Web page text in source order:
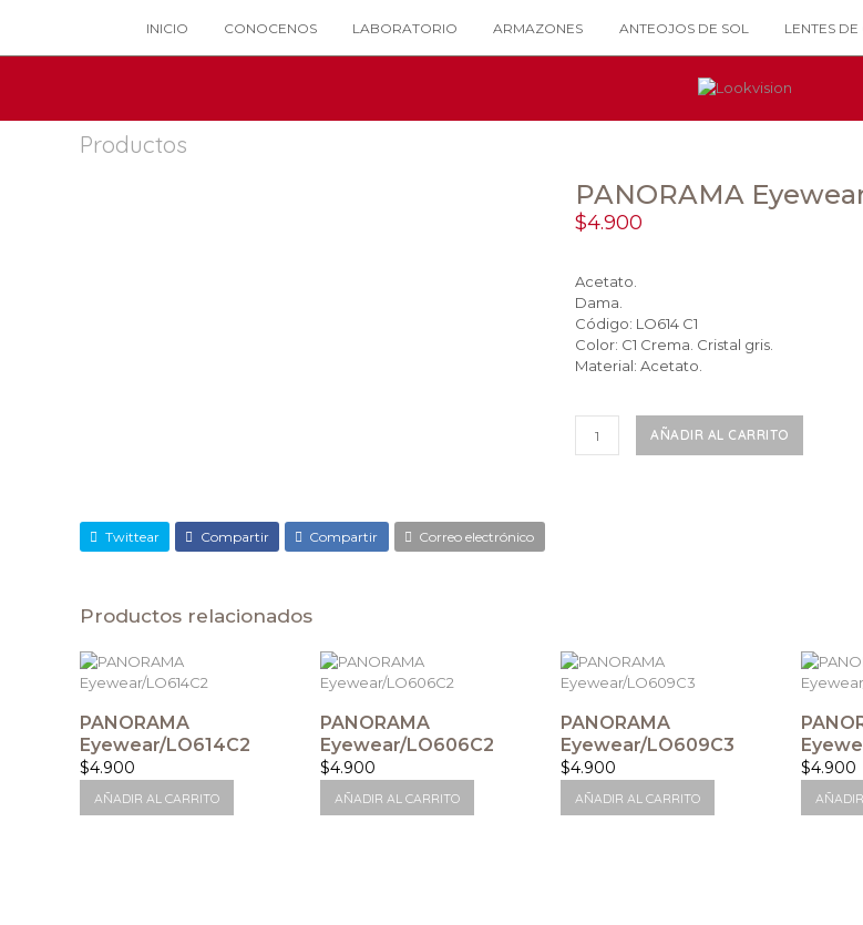
INICIO CONOCENOS LABORATORIO ARMAZONES ANTEOJOS DE SOL LENTES
Productos
PANORAMA
$4.900
Acetato.
Dama.
Código: LO614 C1
Color: C1 Crema. Cristal gris.
Material: Acetato.
Eyewear/LO614C1
AÑADIR AL CARRITO
Twittear Compartir Compartir Correo electrónico
Productos relacionados
PANORAMA
Eyewear/LO614C2
$4.900
AÑADIR AL CARRITO
PANORAMA
Eyewear/LO606C2
$4.900
AÑADIR AL CARRITO
PANORAMA
Eyewear/LO609C3
$4.900
AÑADIR AL CARRITO
$4.900